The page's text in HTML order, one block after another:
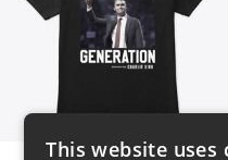
This website uses